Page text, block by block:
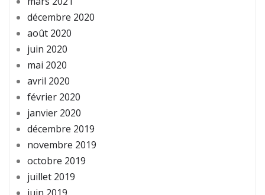
décembre 2020
août 2020
juin 2020
mai 2020
avril 2020
février 2020
janvier 2020
décembre 2019
novembre 2019
octobre 2019
juillet 2019